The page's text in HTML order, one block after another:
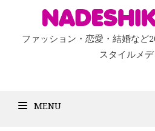
ファッション・恋愛・結婚など
スタイルメ
MENU